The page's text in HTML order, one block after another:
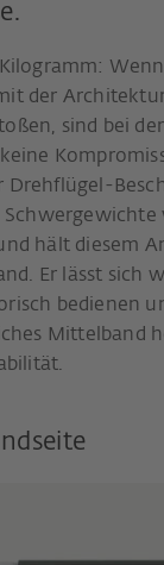
Wenn
der
sind bei
Drehflügel-
hält diesem
Er lässt sich
bedienen
Mittelband